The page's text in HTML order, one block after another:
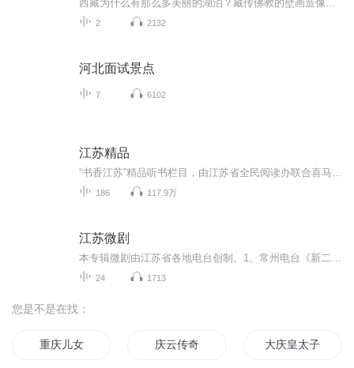
2 2132
河北面试景点
7 6102
江苏精品
186 117.9万
江苏微剧
24 1713
您是不是在找：
重庆儿女 庆云传奇 大庆皇太子